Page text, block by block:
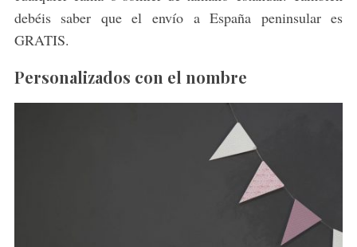
debéis saber que el envío a España peninsular es
GRATIS.
Personalizados con el nombre